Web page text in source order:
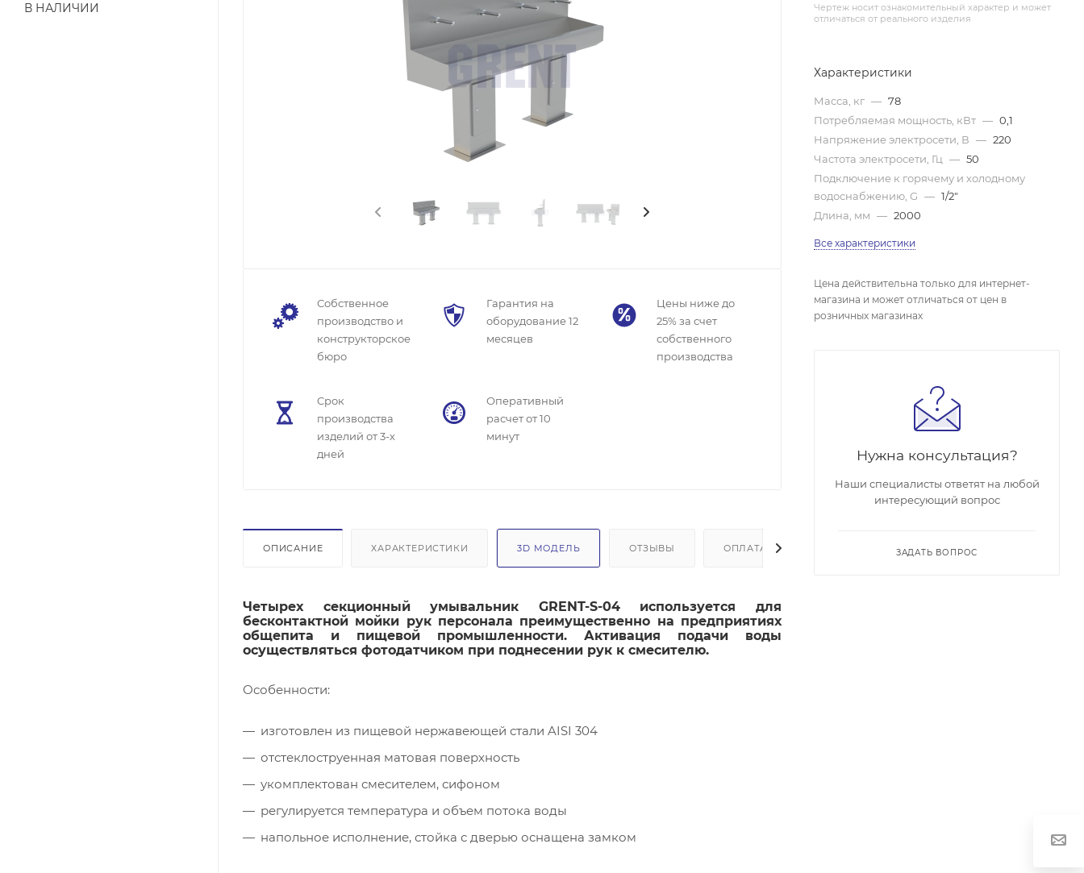
В НАЛИЧИИ
Собственное
производство и
конструкторское
бюро
Гарантия на
оборудование 12
месяцев
Цены ниже до
25% за счет
собственного
производства
Cрок
производства
изделий от 3-х
дней
Оперативный
расчет от 10
минут
ОПИСАНИЕ ХАРАКТЕРИСТИКИ 3D МОДЕЛЬ ОТЗЫВЫ ОПЛАТА
Четырех секционный умывальник GRENT-S-04 используется для
бесконтактной мойки рук персонала преимущественно на предприятиях
общепита и пищевой промышленности. Активация подачи воды
осуществляться фотодатчиком при поднесении рук к смесителю.
Особенности:
изготовлен из пищевой нержавеющей стали AISI 304
отстеклоструенная матовая поверхность
укомплектован смесителем, сифоном
регулируется температура и объем потока воды
напольное исполнение, стойка с дверью оснащена замком
Чертеж носит ознакомительный характер и может
отличаться от реального изделия
Характеристики
Масса, кг — 78
Потребляемая мощность, кВт — 0,1
Напряжение электросети, В — 220
Частота электросети, Гц — 50
Подключение к горячему и холодному
водоснабжению, G — 1/2"
Длина, мм — 2000
Все характеристики
Цена действительна только для интернет-
магазина и может отличаться от цен в
розничных магазинах
Нужна консультация?
Наши специалисты ответят на любой
интересующий вопрос
ЗАДАТЬ ВОПРОС